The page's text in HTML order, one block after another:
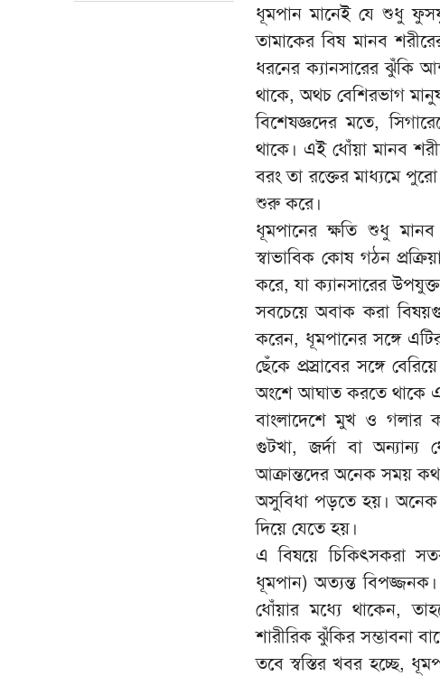
ধূমপান মানেই যে শুধু
তামাকের বিষ মানব
ধরনের ক্যানসারের ঝুঁকি
থাকে, অথচ বেশিরভাগ
বিশেষজ্ঞদের মতে,
থাকে। এই ধোঁয়া মানব
বরং তা রক্তের মাধ্যমে
শুরু করে।
ধূমপানের ক্ষতি শুধু
স্বাভাবিক কোষ গঠন
করে, যা ক্যানসারের
সবচেয়ে অবাক করা
করেন, ধূমপানের সঙ্গে
ছেঁকে প্রস্রাবের সঙ্গে
অংশে আঘাত করতে থাকে
বাংলাদেশে মুখ ও গলার
গুটখা, জর্দা বা অন্যান্য
আক্রান্তদের অনেক সময়
অসুবিধা পড়তে হয়। অনেক
দিয়ে যেতে হয়।
এ বিষয়ে চিকিৎসকরা
ধূমপান) অত্যন্ত বিপজ্জনক।
ধোঁয়ার মধ্যে থাকেন,
শারীরিক ঝুঁকির সম্ভাবনা
তবে স্বস্তির খবর হচ্ছে,